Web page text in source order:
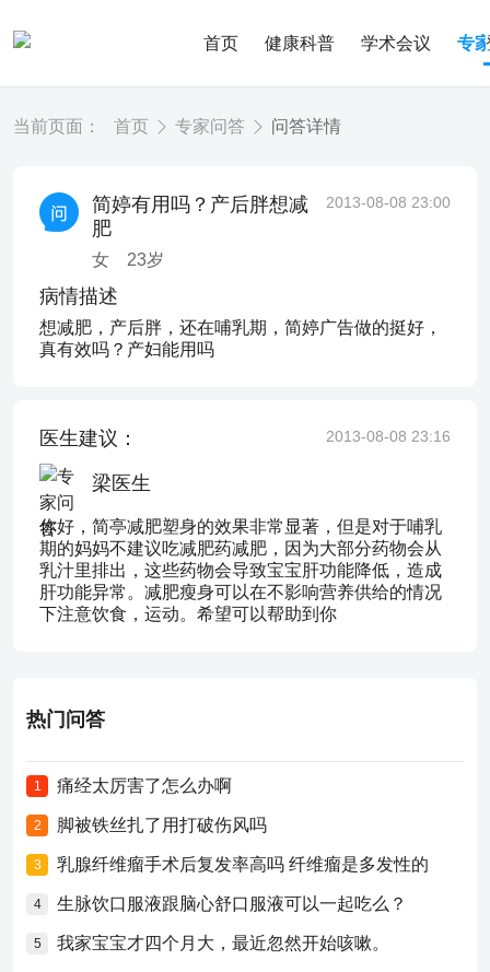
首页 健康科普 学术会议 专
当前页面： 首页 专家问答 问答详情
简婷有用吗？产后胖想减
肥
女 23岁
2013-08-08 23:00
病情描述
想减肥，产后胖，还在哺乳期，简婷广告做的挺好，
真有效吗？产妇能用吗
医生建议： 2013-08-08 23:16
梁医生
你好，简亭减肥塑身的效果非常显著，但是对于哺乳
期的妈妈不建议吃减肥药减肥，因为大部分药物会从
乳汁里排出，这些药物会导致宝宝肝功能降低，造成
肝功能异常。减肥瘦身可以在不影响营养供给的情况
下注意饮食，运动。希望可以帮助到你
热门问答
1 痛经太厉害了怎么办啊
2 脚被铁丝扎了用打破伤风吗
3 乳腺纤维瘤手术后复发率高吗 纤维瘤是多发性的
4 生脉饮口服液跟脑心舒口服液可以一起吃么？
5 我家宝宝才四个月大，最近忽然开始咳嗽。